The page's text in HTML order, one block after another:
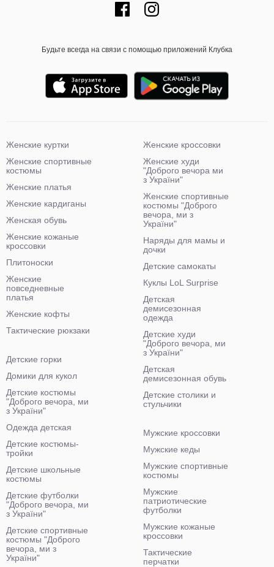
Будьте всегда на связи с помощью приложений Клубка
Женские куртки
Женские спортивные
костюмы
Женские платья
Женские кардиганы
Женская обувь
Женские кожаные
кроссовки
Плитоноски
Женские
повседневные
платья
Женские кофты
Тактические рюкзаки
Женские кроссовки
Женские худи
"Доброго вечора ми
з України"
Женские спортивные
костюмы "Доброго
вечора, ми з
України"
Наряды для мамы и
дочки
Детские самокаты
Куклы LoL Surprise
Детская
демисезонная
одежда
Детские худи
"Доброго вечора, ми
з України"
Детская
демисезонная обувь
Детские столики и
стульчики
Детские горки
Домики для кукол
Детские костюмы
"Доброго вечора, ми
з України"
Одежда детская
Детские костюмы-
тройки
Детские школьные
костюмы
Детские футболки
"Доброго вечора, ми
з України"
Детские спортивные
костюмы "Доброго
вечора, ми з
України"
Мужские кроссовки
Мужские кеды
Мужские спортивные
костюмы
Мужские
патриотические
футболки
Мужские кожаные
кроссовки
Тактические
перчатки